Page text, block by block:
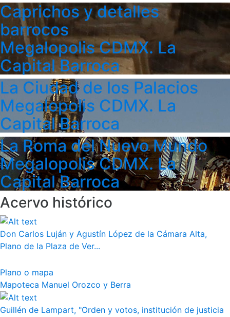
Caprichos y detalles
barrocos
Megalopolis CDMX. La
Capital Barroca
La Ciudad de los Palacios
Megalopolis CDMX. La
Capital Barroca
La Roma del Nuevo Mundo
Megalopolis CDMX. La
Capital Barroca
Acervo histórico
Don Carlos Luján y Agustín López de la Cámara Alta,
Plano de la Plaza de Ver...
Plano o mapa
Mapoteca Manuel Orozco y Berra
Guillén de Lampart, "Orden y votos, institución de justicia